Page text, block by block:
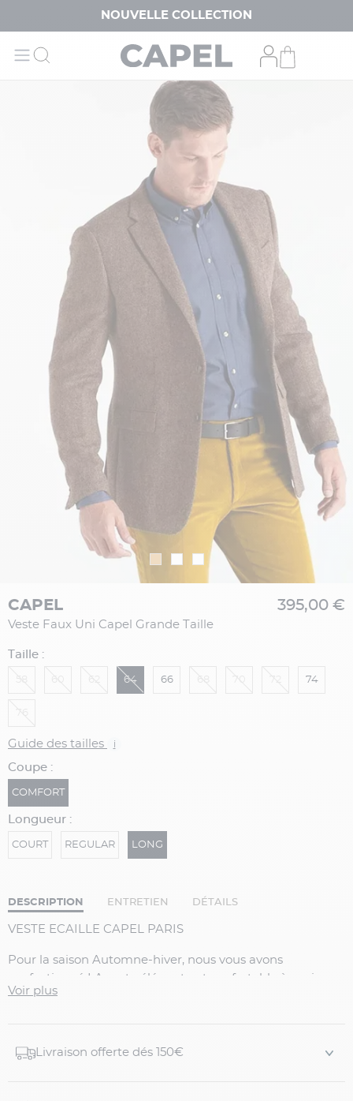
NOUVELLE COLLECTION
CAPEL
Veste Faux Uni Capel Grande Taille
395,00 €
Taille :
64 66 74
Guide des tailles i
Coupe :
COMFORT
Longueur :
COURT REGULAR LONG
DESCRIPTION ENTRETIEN DÉTAILS
VESTE ECAILLE CAPEL PARIS
Pour la saison Automne-hiver, nous vous avons
confectionné LA veste élégante et confortable à avoir
ABSOLUMENT ! Entièrement doublée, cette veste
marine et vert. Pour plus de praticité, vous trouverez
Voir plus
Livraison offerte dés 150€